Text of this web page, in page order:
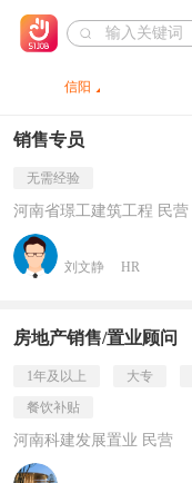
信阳
销售专员
无需经验
河南省璟工建筑工程 民营
刘文静 HR
房地产销售/置业顾问
1年及以上 大专
餐饮补贴
河南科建发展置业 民营